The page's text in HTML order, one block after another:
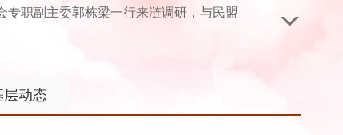
职副主委郭栋梁一行来涟调研，与民盟
层动态